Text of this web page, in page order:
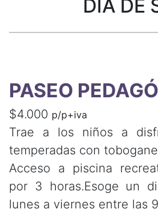
DIA DE
PASEO
$4.000 p/p+iva
Trae a los niños a
temperadas con
Acceso a piscina
por 3 horas.Esoge un
lunes a viernes entre las